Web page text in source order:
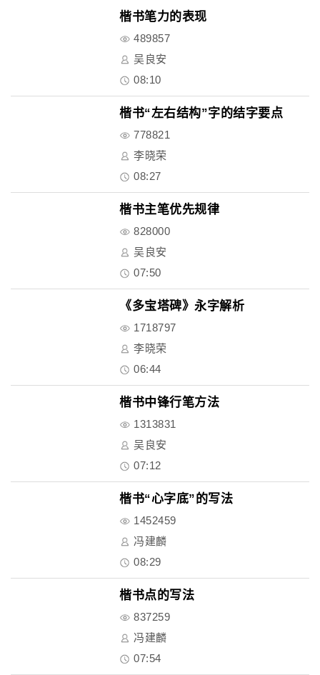
楷书笔力的表现
489857
吴良安
08:10
楷书“左右结构”字的结字要点
778821
李晓荣
08:27
楷书主笔优先规律
828000
吴良安
07:50
《多宝塔碑》永字解析
1718797
李晓荣
06:44
楷书中锋行笔方法
1313831
吴良安
07:12
楷书“心字底”的写法
1452459
冯建麟
08:29
楷书点的写法
837259
冯建麟
07:54